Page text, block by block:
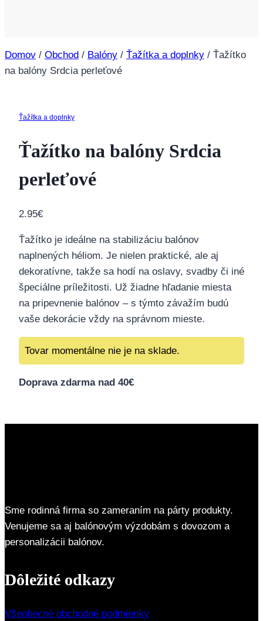
Domov / Obchod / Balóny / Ťažítka a doplnky / Ťažítko
na balóny Srdcia perleťové
Ťažítka a doplnky
Ťažítko na balóny Srdcia
perleťové
2.95€
Ťažítko je ideálne na stabilizáciu balónov
naplnených héliom. Je nielen praktické, ale aj
dekoratívne, takže sa hodí na oslavy, svadby či iné
špeciálne príležitosti. Už žiadne hľadanie miesta
na pripevnenie balónov – s týmto závažím budú
vaše dekorácie vždy na správnom mieste.
Tovar momentálne nie je na sklade.
Doprava zdarma nad 40€
Sme rodinná firma so zameraním na párty produkty.
Venujeme sa aj balónovým výzdobám s dovozom a
personalizácii balónov.
Dôležité odkazy
Všeobecné obchodné podmienky